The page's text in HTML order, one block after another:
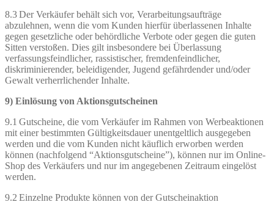
8.3 Der Verkäufer behält sich vor, Verarbeitungsaufträge
abzulehnen, wenn die vom Kunden hierfür überlassenen Inhalte
gegen gesetzliche oder behördliche Verbote oder gegen die guten
Sitten verstoßen. Dies gilt insbesondere bei Überlassung
verfassungsfeindlicher, rassistischer, fremdenfeindlicher,
diskriminierender, beleidigender, Jugend gefährdender und/oder
Gewalt verherrlichender Inhalte.
9) Einlösung von Aktionsgutscheinen
9.1 Gutscheine, die vom Verkäufer im Rahmen von Werbeaktionen
mit einer bestimmten Gültigkeitsdauer unentgeltlich ausgegeben
werden und die vom Kunden nicht käuflich erworben werden
können (nachfolgend “Aktionsgutscheine”), können nur im Online-
Shop des Verkäufers und nur im angegebenen Zeitraum eingelöst
werden.
9.2 Einzelne Produkte können von der Gutscheinaktion